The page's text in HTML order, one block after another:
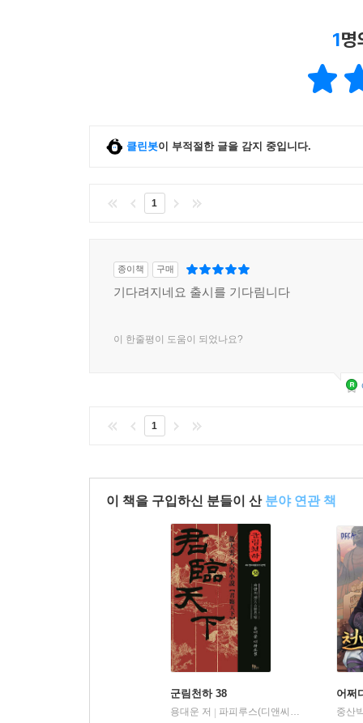
1명
클린봇이 부적절한 글을 감지 중입니다.
1
종이책 구매
기다려지네요 출시를 기다림니다
이 한줄평이 도움이 되었나요?
1
이 책을 구입하신 분들이 산 분야 연관 책
군림천하 38
용대운 저 파피루스(디앤씨미디어)
어쩌
중산